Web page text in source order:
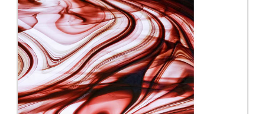
AUTRES PRODUITS